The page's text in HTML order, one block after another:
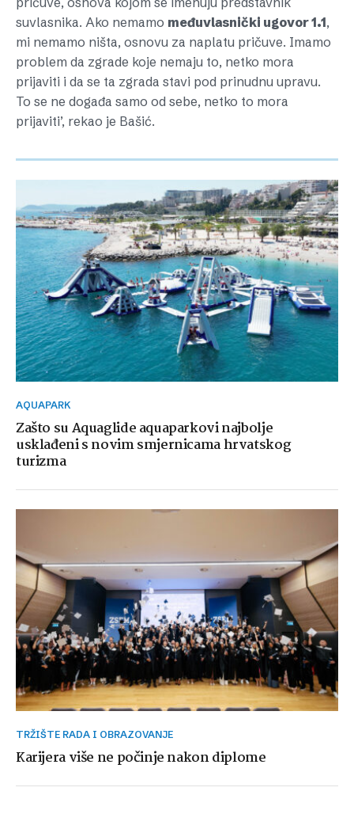
suvlasnika. Ako nemamo međuvlasnički ugovor 1.1,
mi nemamo ništa, osnovu za naplatu pričuve. Imamo
problem da zgrade koje nemaju to, netko mora
prijaviti i da se ta zgrada stavi pod prinudnu upravu.
To se ne događa samo od sebe, netko to mora
prijaviti’, rekao je Bašić.
AQUAPARK
Zašto su Aquaglide aquaparkovi najbolje
usklađeni s novim smjernicama hrvatskog
turizma
TRŽIŠTE RADA I OBRAZOVANJE
Karijera više ne počinje nakon diplome